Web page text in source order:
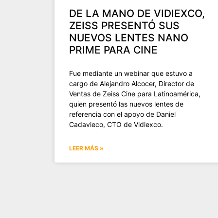
DE LA MANO DE VIDIEXCO,
ZEISS PRESENTÓ SUS
NUEVOS LENTES NANO
PRIME PARA CINE
Fue mediante un webinar que estuvo a
cargo de Alejandro Alcocer, Director de
Ventas de Zeiss Cine para Latinoamérica,
quien presentó las nuevos lentes de
referencia con el apoyo de Daniel
Cadavieco, CTO de Vidiexco.
LEER MÁS »